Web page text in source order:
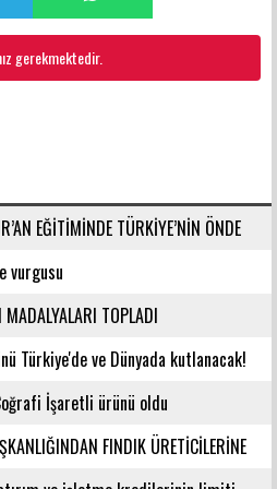
gerekmektedir.
EĞİTİMİNDE TÜRKİYE’NİN ÖNDE
vurgusu
TOPLADI
Türkiye'de ve Dünyada kutlanacak!
İşaretli ürünü oldu
FINDIK ÜRETİCİLERİNE